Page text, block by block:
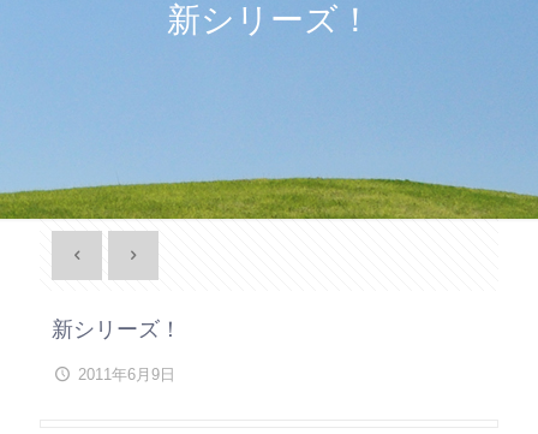
新シリーズ！
新シリーズ！
2011年6月9日